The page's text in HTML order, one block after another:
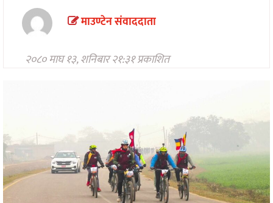
मनोरन्जन
अन्तरवार्ता/
विचार
माउण्टेन संवाददाता
२०८० माघ १३, शनिबार २१:३१ प्रकाशित